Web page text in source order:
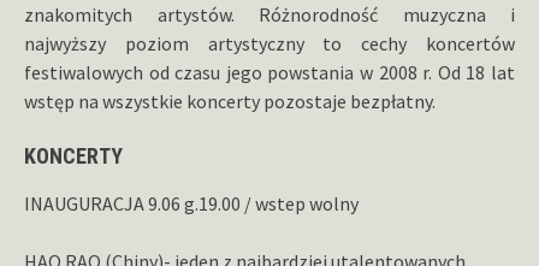
znakomitych artystów. Różnorodność muzyczna i
najwyższy poziom artystyczny to cechy koncertów
festiwalowych od czasu jego powstania w 2008 r. Od 18 lat
wstęp na wszystkie koncerty pozostaje bezpłatny.
KONCERTY
INAUGURACJA 9.06 g.19.00 / wstep wolny
HAO RAO (Chiny)- jeden z najbardziej utalentowanych